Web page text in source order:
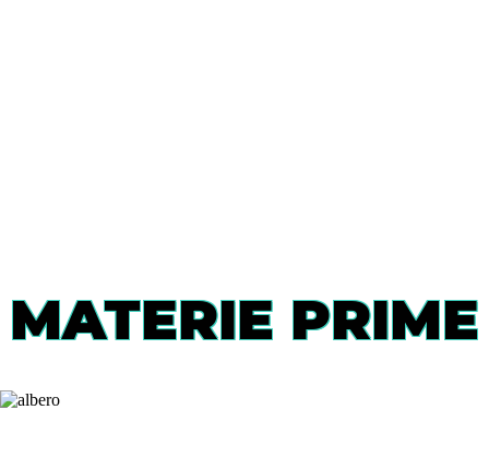
MATERIE PRIME